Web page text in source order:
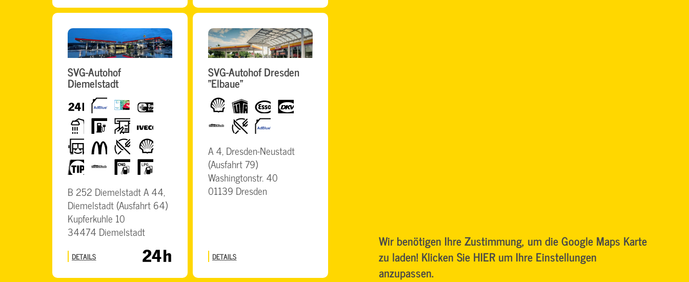
Wir benötigen Ihre Zustimmung, um die Google Maps Karte
zu laden! Klicken Sie HIER um Ihre Einstellungen
anzupassen.
SVG-Autohof
Diemelstadt
AdBlue BrummiCard DocStop
Dusche
E-
Tanken
Geldautomat
LKW-
freundlich
McDonalds Restaurant Shell
TIP CNG LPG
B 252 Diemelstadt A 44,
Diemelstadt (Ausfahrt 64)
Kupferkuhle 10
34474 Diemelstadt
DETAILS
SVG-Autohof Dresden
"Elbaue"
Shell UTA Esso dkv
Restaurant AdBlue
A 4, Dresden-Neustadt
(Ausfahrt 79)
Washingtonstr. 40
01139 Dresden
DETAILS